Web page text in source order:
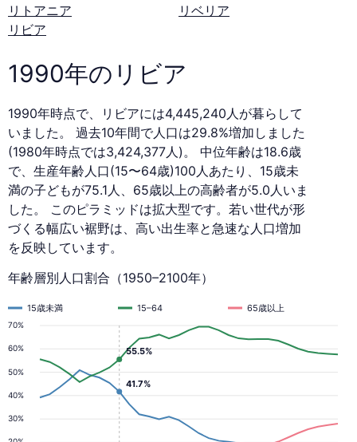
リトアニア
リビア
リベリア
1990年のリビア
1990年時点で、リビアには4,445,240人が暮らして
いました。 過去10年間で人口は29.8%増加しました
(1980年時点では3,424,377人)。 中位年齢は18.6歳
で、生産年齢人口(15〜64歳)100人あたり、15歳未
満の子どもが75.1人、65歳以上の高齢者が5.0人いま
した。 このピラミッドは拡大型です。若い世代が形
づくる幅広い裾野は、高い出生率と急速な人口増加
を反映しています。
年齢層別人口割合（1950–2100年）
30%
40%
50%
60%
70%
15歳未満 15–64 65歳以上
41.7%
55.5%